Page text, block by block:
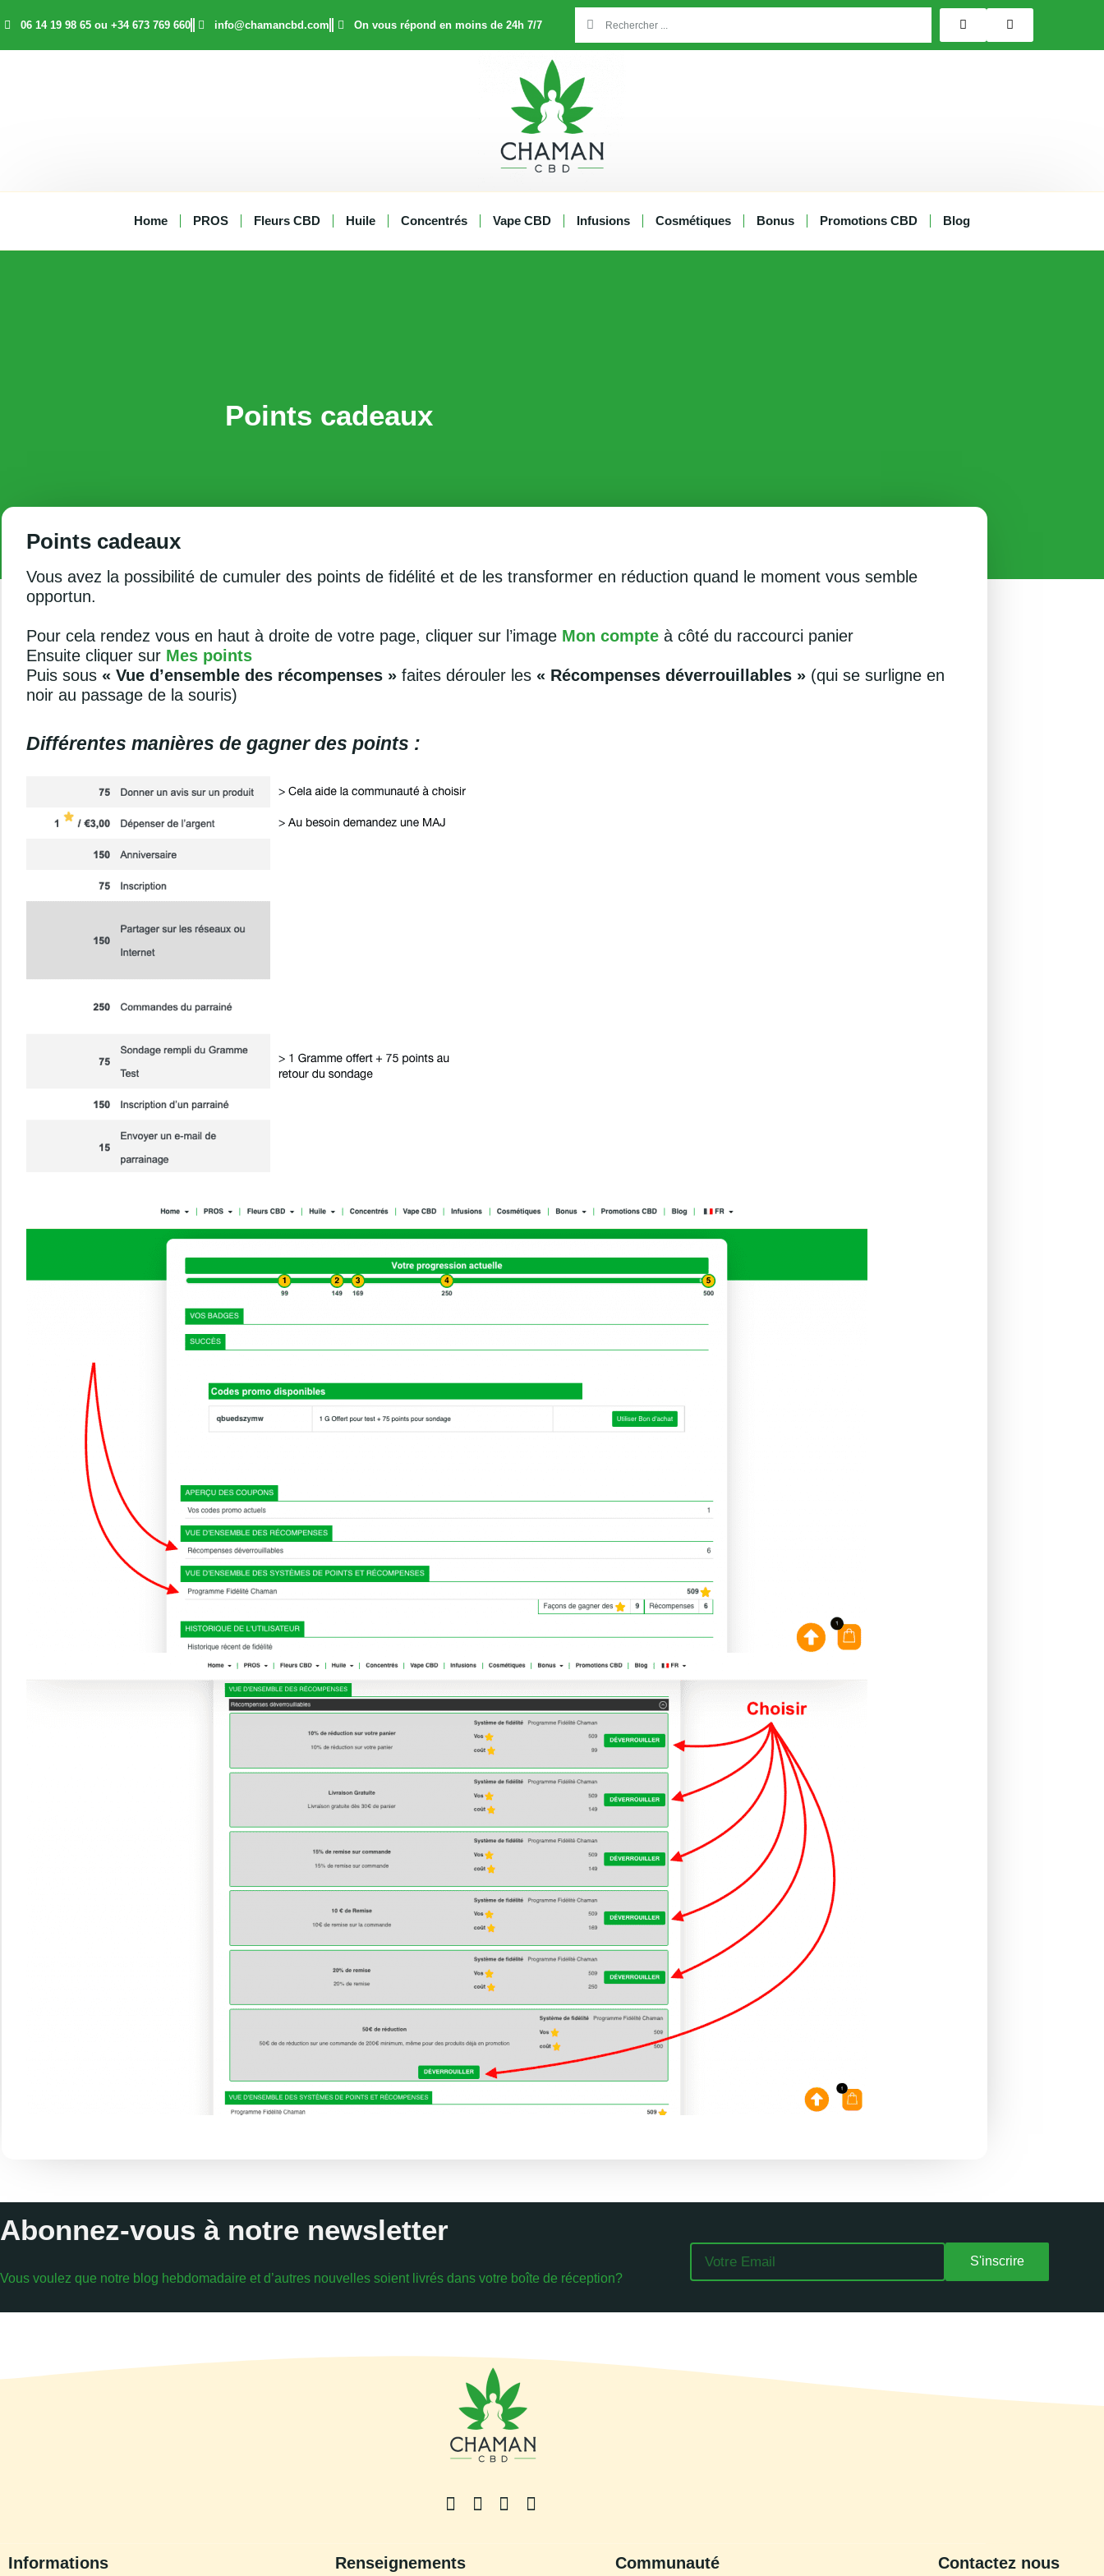
au
contenu
06 14 19 98 65 ou +34 673 769 660 info@chamancbd.com On vous répond en moins de 24h 7/7
Home PROS Fleurs CBD Huile Concentrés Vape CBD Infusions Cosmétiques Bonus Promotions CBD Blog
Points cadeaux
Points cadeaux
Vous avez la possibilité de cumuler des points de fidélité et de les transformer en réduction quand le moment vous semble
opportun.
Pour cela rendez vous en haut à droite de votre page, cliquer sur l’image Mon compte à côté du raccourci panier
Ensuite cliquer sur Mes points
Puis sous « Vue d’ensemble des récompenses » faites dérouler les « Récompenses déverrouillables » (qui se surligne en
noir au passage de la souris)
Différentes manières de gagner des points :
Abonnez-vous à notre newsletter
Vous voulez que notre blog hebdomadaire et d’autres nouvelles soient livrés dans votre boîte de réception?
S'inscrire
Informations Renseignements Communauté Contactez nous